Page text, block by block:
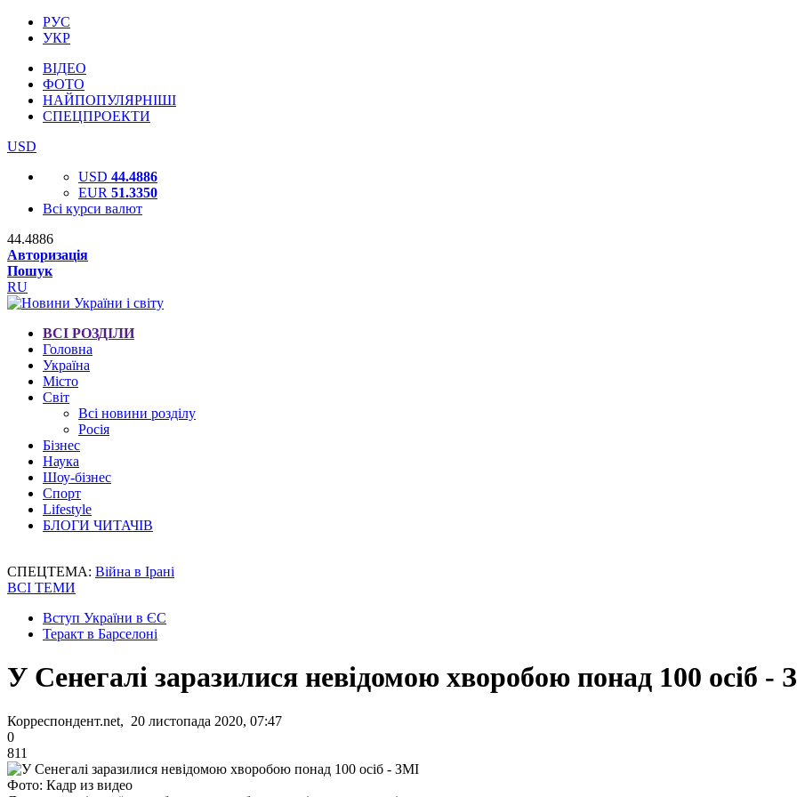
РУС
УКР
ВІДЕО
ФОТО
НАЙПОПУЛЯРНІШІ
СПЕЦПРОЕКТИ
USD
USD 44.4886
EUR 51.3350
Всі курси валют
44.4886
Авторизація
Пошук
RU
ВСІ РОЗДІЛИ
Головна
Україна
Місто
Світ
Всі новини розділу
Росія
Бізнес
Наука
Шоу-бізнес
Спорт
Lifestyle
БЛОГИ ЧИТАЧІВ
СПЕЦТЕМА: Війна в Ірані
ВСІ ТЕМИ
Вступ України в ЄС
Теракт в Барселоні
У Сенегалі заразилися невідомою хворобою понад 100 осіб -
Корреспондент.net, 20 листопада 2020, 07:47
0
811
Фото: Кадр из видео